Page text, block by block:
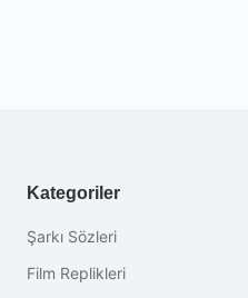
Kategoriler
Şarkı Sözleri
Film Replikleri